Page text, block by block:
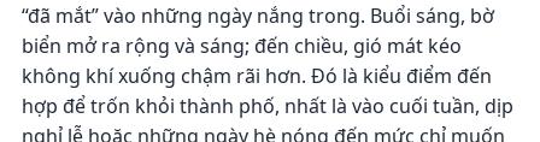
“đã mắt” vào những ngày nắng trong. Buổi sáng, bờ
biển mở ra rộng và sáng; đến chiều, gió mát kéo
không khí xuống chậm rãi hơn. Đó là kiểu điểm đến
hợp để trốn khỏi thành phố, nhất là vào cuối tuần, dịp
nghỉ lễ hoặc những ngày hè nóng đến mức chỉ muốn